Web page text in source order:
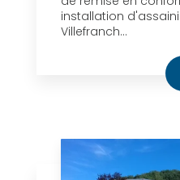
installation
Villefranch...